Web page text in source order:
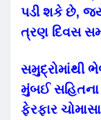
પડી શકે છે,
ત્રણ દિવસ
મુંબઈ સહિતના
ફેરફાર